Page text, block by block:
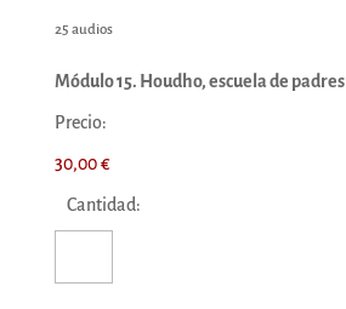
25 audios
Módulo 15. Houdho, escuela de padres
Precio:
30,00 €
Cantidad: